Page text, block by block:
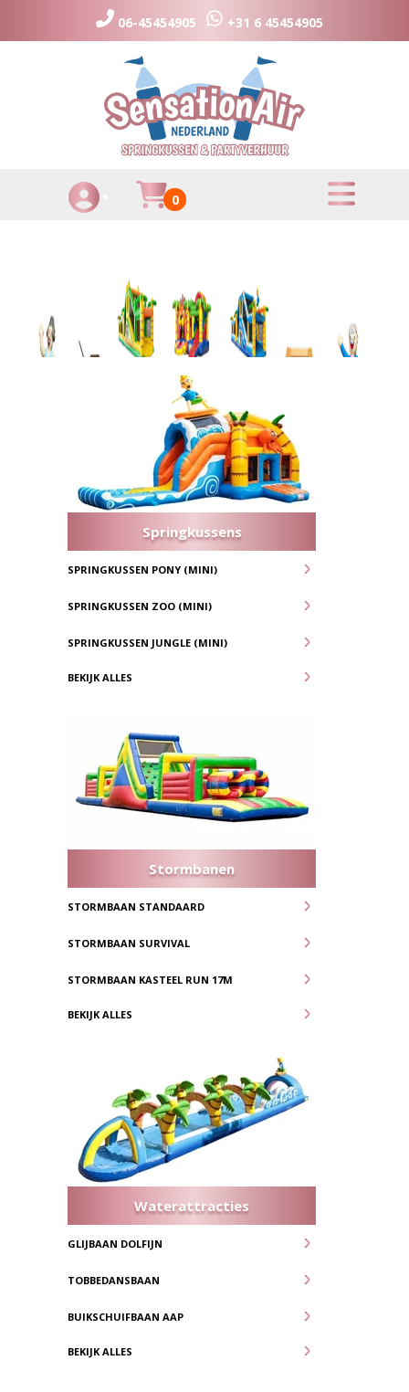
06-45454905 +31 6 45454905
Toggle Account dropdown
Huurmandje
0
toggle menu
Springkussens
SPRINGKUSSEN PONY (MINI)
SPRINGKUSSEN ZOO (MINI)
SPRINGKUSSEN JUNGLE (MINI)
BEKIJK ALLES
Stormbanen
STORMBAAN STANDAARD
STORMBAAN SURVIVAL
STORMBAAN KASTEEL RUN 17M
BEKIJK ALLES
Waterattracties
GLIJBAAN DOLFIJN
TOBBEDANSBAAN
BUIKSCHUIFBAAN AAP
BEKIJK ALLES